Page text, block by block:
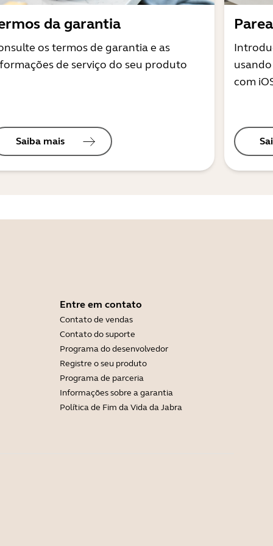
da garantia
os termos de garantia e as
de serviço do seu produto
Saiba mais
com
Entre em contato
Contato de vendas
Contato do suporte
Programa do desenvolvedor
Registre o seu produto
Programa de parceria
Informações sobre a garantia
Política de Fim da Vida da Jabra